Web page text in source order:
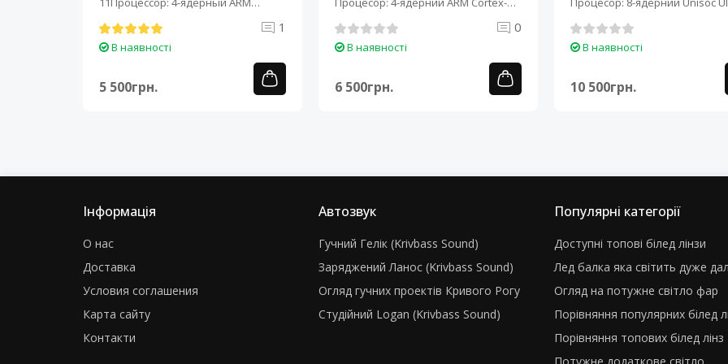
1
В наявності
5 500грн.
0
В наявності
6 500грн.
В наявності
10 500грн.
Інформація
О нас
Доставка
Условия соглашения
Карта сайту
Контакти
Автозвук
Гучний Гелік (Krivbass Sound)
Заряджений Ланос (Krivbass Sound)
Огляд гучних проектів Кривого Рогу
Студійний Logan (Krivbass Sound)
Популярні категорії
Доступні топові білед лінзи
Лед балка яка світить дуже
Огляд на потужне світло фар
Порівняння популярних білед
Порівняння топових білед лінз